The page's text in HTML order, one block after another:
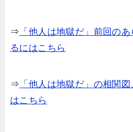
⇒ 「他人は地獄だ」前回の
るにはこちら
⇒ 「他人は地獄だ」の相関
はこちら